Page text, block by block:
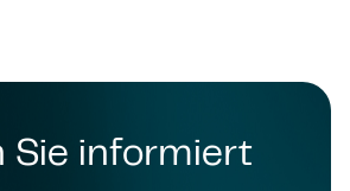
Sie informiert